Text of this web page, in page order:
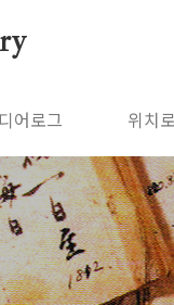
어로그 위치